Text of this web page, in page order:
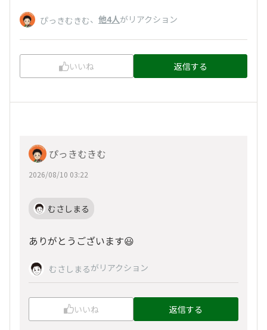
ぴっきむきむ、 他4人がリアクション
いいね 返信する
ぴっきむきむ
2026/08/10 03:22
むさしまる
ありがとうございます😃
むさしまるがリアクション
いいね 返信する